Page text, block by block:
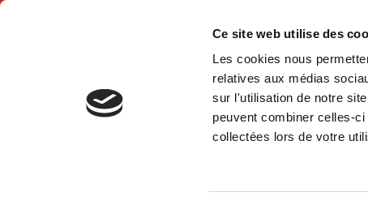
Ce site web utilise des
Les cookies nous
relatives aux médias
sur l'utilisation de notre
peuvent combiner celles-
collectées lors de votre
Accueil 20 & 21. Revue d'histoire